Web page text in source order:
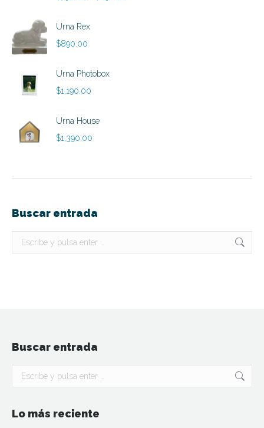
Urna Rex
$890.00
Urna Photobox
$1,190.00
Urna House
$1,390.00
Buscar entrada
Buscar:
Buscar entrada
Buscar:
Lo más reciente